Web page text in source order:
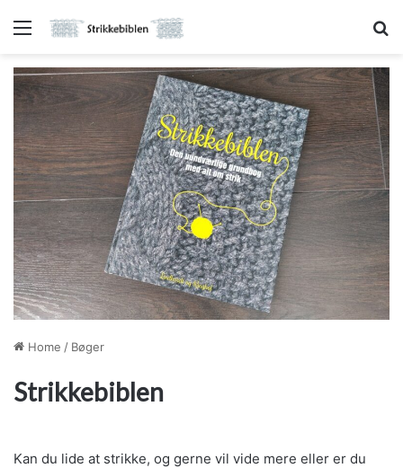
Menu
Home / Bøger
Strikkebiblen
Kan du lide at strikke, og gerne vil vide mere eller er du